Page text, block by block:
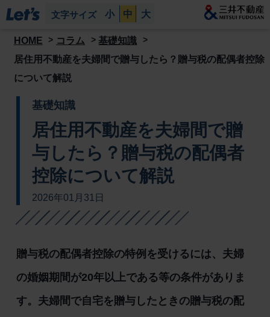
文字サイズ 小 中 大
HOME コラム
基礎知識
居住用不動産を夫婦間で贈与したら？贈与税の配偶者控除
について解説
基礎知識
居住用不動産を夫婦間で贈
与したら？贈与税の配偶者
控除について解説
2026年01月31日
贈与税の配偶者控除の特例を受けるには、夫婦
の婚姻期間が20年以上である等の条件がありま
す。夫婦間で自宅を贈与したときの贈与税の配